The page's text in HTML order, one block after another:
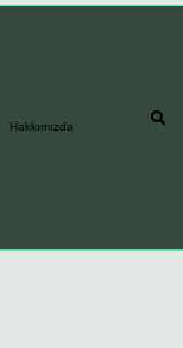
Hakkımızda